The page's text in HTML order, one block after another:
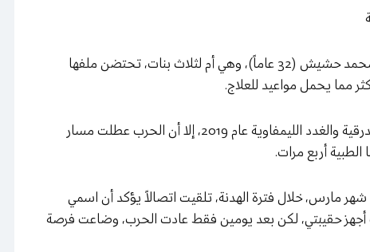
وفي الجهة المقابلة، جلست ياسمين غالب محمد حشيش (32 عاماً)، وهي أم لثلاث بنات، تحتضن ملفها
مما يحمل مواعيد للعلاج.
تقول ياسمين إنها أُصيبت بسرطان الغدة الدرقية والغدد الليمفاوية عام 2019، إلا أن الحرب عطلت مسار
أربع مرات.
مارس، خلال فترة الهدنة، تلقيت اتصالاً يؤكد أن اسمي
أجهز حقيبتي، لكن بعد يومين فقط عادت الحرب، وضاعت فرصة